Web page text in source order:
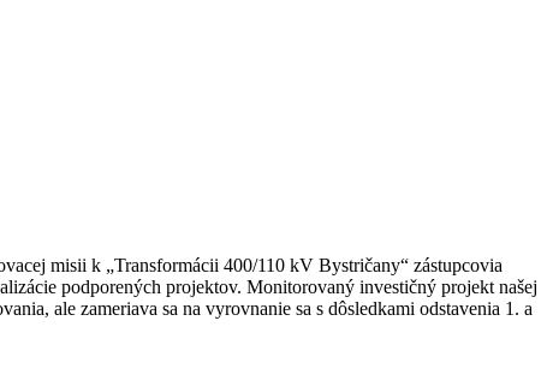
misii k „Transformácii 400/110 kV Bystričany“ zástupcovia
podporených projektov. Monitorovaný investičný projekt našej
ale zameriava sa na vyrovnanie sa s dôsledkami odstavenia 1. a